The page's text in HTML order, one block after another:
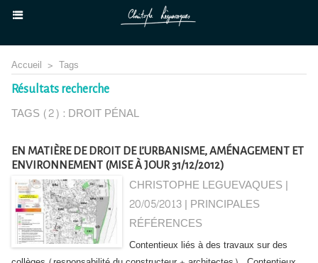
Accueil > Tags
Résultats recherche
TAGS (2) : DROIT PÉNAL
EN MATIÈRE DE DROIT DE L’URBANISME, AMÉNAGEMENT ET
ENVIRONNEMENT (MISE À JOUR 31/12/2012)
CHRISTOPHE LEGUEVAQUES |
20/05/2013| PRINCIPALES
RÉFÉRENCES
Contentieux liés à des travaux sur des